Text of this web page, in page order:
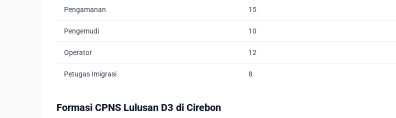
Pengamanan 15
Pengemudi 10
Operator 12
Petugas Imigrasi 8
Formasi CPNS Lulusan D3 di Cirebon